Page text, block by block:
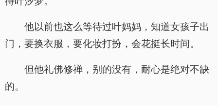
他以前也这么等待过叶妈妈，知道女孩子出
门，要换衣服，要化妆打扮，会花挺长时间。
但他礼佛修禅，别的没有，耐心是绝对不缺
的。